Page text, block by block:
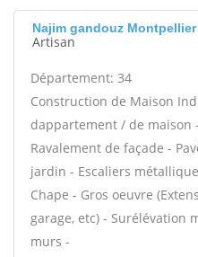
Najim gandouz Montpellier
Artisan
Département: 34
Construction de Maison
dappartement / de
Ravalement de façade -
jardin - Escaliers
Chape - Gros oeuvre
garage, etc) - Surélévation
murs -